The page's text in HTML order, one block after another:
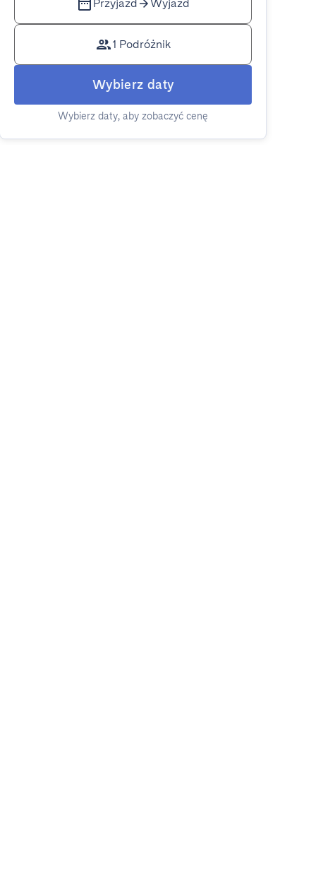
Przyjazd Wyjazd
1 Podróżnik
Wybierz daty
Wybierz daty, aby zobaczyć cenę